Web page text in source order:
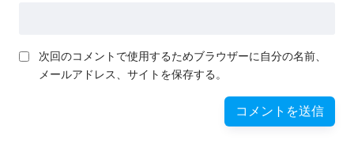
次回のコメントで使用するためブラウザーに自分の名前、
メールアドレス、サイトを保存する。